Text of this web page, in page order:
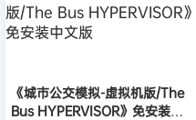
《城市公交模拟-虚拟机版/The
Bus HYPERVISOR》免安装中